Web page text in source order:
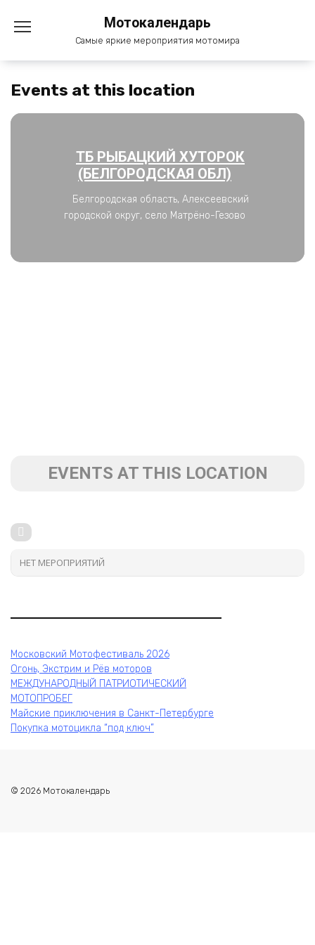
содержанию
Мотокалендарь
Самые яркие мероприятия мотомира
Events at this location
ТБ РЫБАЦКИЙ ХУТОРОК
(БЕЛГОРОДСКАЯ ОБЛ)
Белгородская область, Алексеевский
городской округ, село Матрёно-Гезово
EVENTS AT THIS LOCATION
НЕТ МЕРОПРИЯТИЙ
Московский Мотофестиваль 2026
Огонь, Экстрим и Рёв моторов
МЕЖДУНАРОДНЫЙ ПАТРИОТИЧЕСКИЙ
МОТОПРОБЕГ
Майские приключения в Санкт-Петербурге
Покупка мотоцикла “под ключ”
© 2026 Мотокалендарь